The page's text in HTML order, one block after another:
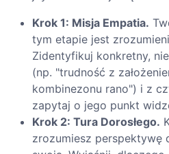
Krok 1: Misja Empatia.
tym etapie jest
Zidentyfikuj konkretny,
(np. "trudność z
kombinezonu rano") i z
zapytaj o jego punkt
Krok 2: Tura Dorosłego.
zrozumiesz perspektywę